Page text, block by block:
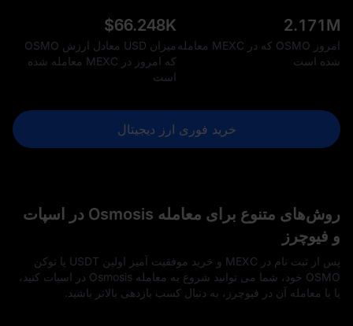
2.171M
امروز OSMO که در MEXC معامله
شده است
$66.248K
میزان USD معادل ارزش OSMO
که امروز در MEXC معامله شده
است
خرید فوری ارز دیجیتال
روش‌های متنوع برای معامله Osmosis در اسپات
و فیوچرز
پس از ثبت‌ نام در MEXC و خرید موفقیت‌ آمیز اولین USDT یا توکن
OSMO خود، شما می‌ توانید شروع به معامله Osmosis در اسپات کنید،
یا با معامله آن در فیوچرز، به دنبال کسب بازدهی بالاتر باشید.